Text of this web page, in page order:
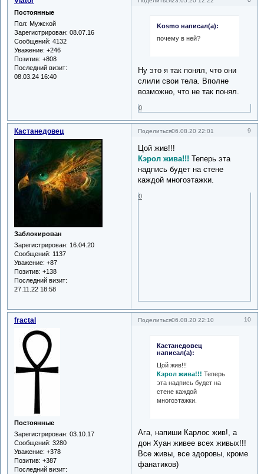
Постоянные
Пол: Мужской
Зарегистрирован: 08.07.16
Сообщений: 4132
Уважение: +246
Позитив: +808
Последний визит:
08.03.24 16:40
Kosmo написал(а):
почему в ней?
Ну это я так понял, что они
слили свои тела. Вполне
возможно, что не так понял.
0
Поделиться 9
06.08.20 22:01
Кастанедовец
Заблокирован
Зарегистрирован: 16.04.20
Сообщений: 1137
Уважение: +87
Позитив: +138
Последний визит:
27.11.22 18:58
Цой жив!!!
Кэрол жива!!! Теперь эта
надпись будет на стене
каждой многоэтажки.
0
Поделиться 10
06.08.20 22:10
fractal
Постоянные
Зарегистрирован: 03.10.17
Сообщений: 3280
Уважение: +378
Позитив: +387
Последний визит:
Кастанедовец
написал(а):
Цой жив!!!
Кэрол жива!!! Теперь
эта надпись будет на
стене каждой
многоэтажки.
Ага, напиши Карлос жив!, а
дон Хуан живее всех живых!!!
Все живы, все здоровы, кроме
фанатиков)